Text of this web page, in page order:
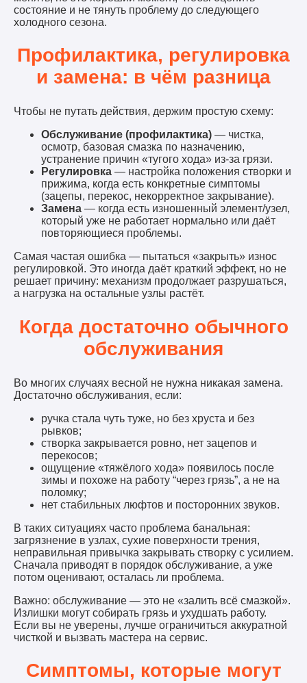
состояние и не тянуть проблему до следующего
холодного сезона.
Профилактика, регулировка
и замена: в чём разница
Чтобы не путать действия, держим простую схему:
Обслуживание (профилактика) — чистка,
осмотр, базовая смазка по назначению,
устранение причин «тугого хода» из-за грязи.
Регулировка — настройка положения створки и
прижима, когда есть конкретные симптомы
(зацепы, перекос, некорректное закрывание).
Замена — когда есть изношенный элемент/узел,
который уже не работает нормально или даёт
повторяющиеся проблемы.
Самая частая ошибка — пытаться «закрыть» износ
регулировкой. Это иногда даёт краткий эффект, но не
решает причину: механизм продолжает разрушаться,
а нагрузка на остальные узлы растёт.
Когда достаточно обычного
обслуживания
Во многих случаях весной не нужна никакая замена.
Достаточно обслуживания, если:
ручка стала чуть туже, но без хруста и без
рывков;
створка закрывается ровно, нет зацепов и
перекосов;
ощущение «тяжёлого хода» появилось после
зимы и похоже на работу “через грязь”, а не на
поломку;
нет стабильных люфтов и посторонних звуков.
В таких ситуациях часто проблема банальная:
загрязнение в узлах, сухие поверхности трения,
неправильная привычка закрывать створку с усилием.
Сначала приводят в порядок обслуживание, а уже
потом оценивают, осталась ли проблема.
Важно: обслуживание — это не «залить всё смазкой».
Излишки могут собирать грязь и ухудшать работу.
Если вы не уверены, лучше ограничиться аккуратной
чисткой и вызвать мастера на сервис.
Симптомы, которые могут